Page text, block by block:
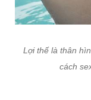
Lợi thế là thân
cách